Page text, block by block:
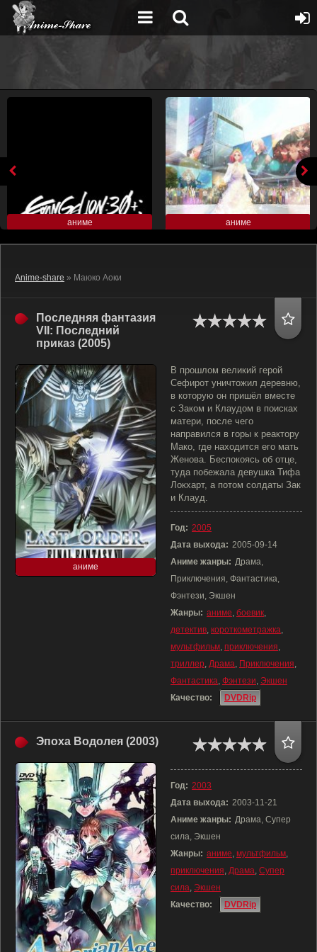
аниме аниме
Anime-share » Маюко Аоки
Последняя фантазия
VII: Последний
приказ (2005)
аниме
В прошлом великий герой
Сефирот уничтожил деревню,
в которую он пришёл вместе
с Заком и Клаудом в поисках
матери, после чего
направился в горы к реактору
Мако, где находится его мать
Женова. Беспокоясь об отце,
туда побежала девушка Тифа
Локхарт, а потом солдаты Зак
и Клауд.
Год: 2005
Дата выхода: 2005-09-14
Аниме жанры: Драма,
Приключения, Фантастика,
Фэнтези, Экшен
Жанры: аниме, боевик,
детектив, короткометражка,
мультфильм, приключения,
триллер, Драма, Приключения,
Фантастика, Фэнтези, Экшен
Качество:
DVDRip
Эпоха Водолея (2003)
Год: 2003
Дата выхода: 2003-11-21
Аниме жанры: Драма, Супер
сила, Экшен
Жанры: аниме, мультфильм,
приключения, Драма, Супер
сила, Экшен
Качество:
DVDRip